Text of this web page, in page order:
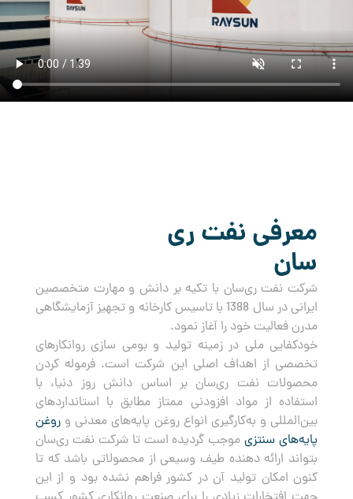
معرفی نفت ری
سان
شرکت نفت ری‌سان با تکیه بر دانش و مهارت متخصصین
ایرانی در سال 1388 با تاسیس کارخانه و تجهیز آزمایشگاهی
مدرن فعالیت خود را آغاز نمود.
خودکفایی ملی در زمینه تولید و بومی سازی روانکارهای
تخصصی از اهداف اصلی این شرکت است. فرموله کردن
محصولات نفت ری‌سان بر اساس دانش روز دنیا، با
استفاده از مواد افزودنی ممتاز مطابق با استانداردهای
بین‌المللی و به‌کارگیری انواع روغن پایه‌های معدنی وروغن
پایه‌های سنتزیموجب گردیده است تا شرکت نفت ری‌سان
بتواند ارائه دهنده طیف وسیعی از محصولاتی باشد که تا
کنون امکان تولید آن در کشور فراهم نشده بود و از این